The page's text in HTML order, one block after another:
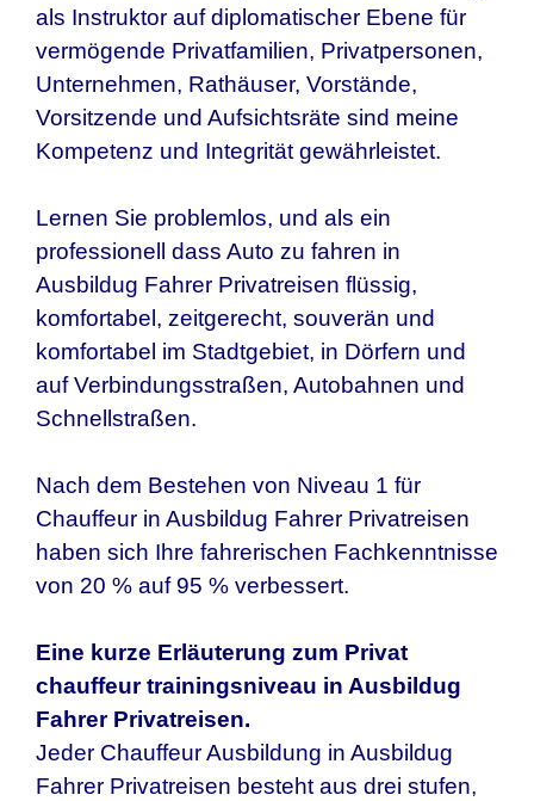
als Instruktor auf diplomatischer Ebene für
vermögende Privatfamilien, Privatpersonen,
Unternehmen, Rathäuser, Vorstände,
Vorsitzende und Aufsichtsräte sind meine
Kompetenz und Integrität gewährleistet.
Lernen Sie problemlos, und als ein
professionell dass Auto zu fahren in
Ausbildug Fahrer Privatreisen flüssig,
komfortabel, zeitgerecht, souverän und
komfortabel im Stadtgebiet, in Dörfern und
auf Verbindungsstraßen, Autobahnen und
Schnellstraßen.
Nach dem Bestehen von Niveau 1 für
Chauffeur in Ausbildug Fahrer Privatreisen
haben sich Ihre fahrerischen Fachkenntnisse
von 20 % auf 95 % verbessert.
Eine kurze Erläuterung zum Privat
chauffeur trainingsniveau in Ausbildug
Fahrer Privatreisen.
Jeder Chauffeur Ausbildung in Ausbildug
Fahrer Privatreisen besteht aus drei stufen,